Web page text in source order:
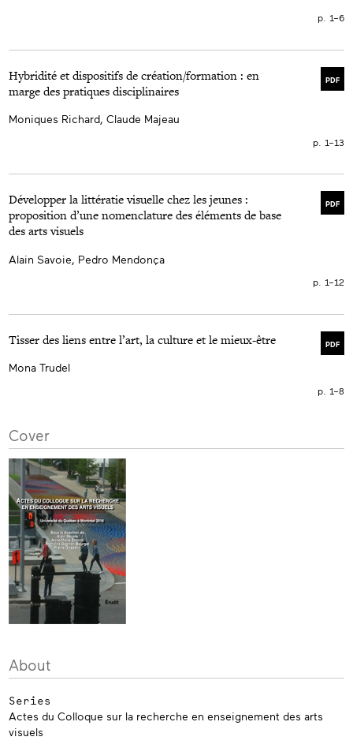
p. 1–6
PDF
Hybridité et dispositifs de création/formation : en
marge des pratiques disciplinaires
Moniques Richard, Claude Majeau
p. 1–13
PDF
Développer la littératie visuelle chez les jeunes :
proposition d’une nomenclature des éléments de base
des arts visuels
Alain Savoie, Pedro Mendonça
p. 1–12
PDF
Tisser des liens entre l’art, la culture et le mieux-être
Mona Trudel
p. 1–8
Cover
About
Series
Actes du Colloque sur la recherche en enseignement des arts
visuels